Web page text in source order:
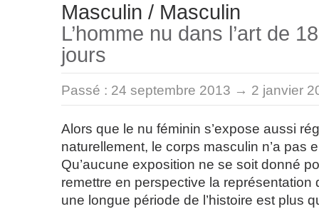
Masculin / Masculin
L’homme nu dans l’art de
jours
Passé : 24 septembre 2013 → 2 janvier
Alors que le nu féminin s’expose aussi
naturellement, le corps masculin n’a pas
Qu’aucune exposition ne se soit donné
remettre en perspective la représentation
une longue période de l’histoire est plus